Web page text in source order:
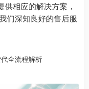
供相应的解决方案，
们深知良好的售后服
全流程解析